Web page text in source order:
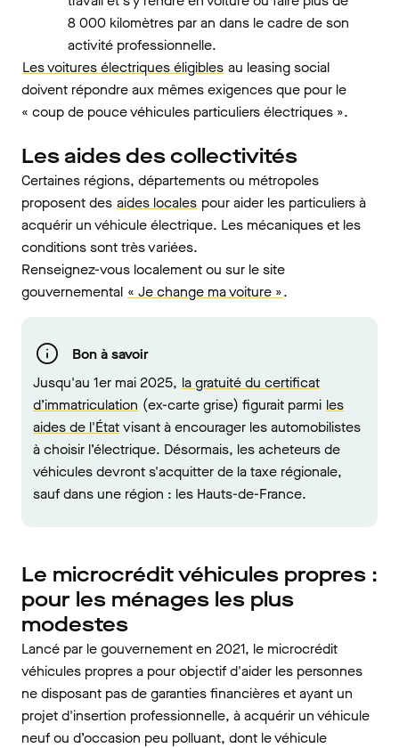
8 000 kilomètres par an dans le cadre de son
activité professionnelle.
Les voitures électriques éligibles au leasing social
doivent répondre aux mêmes exigences que pour le
« coup de pouce véhicules particuliers électriques ».
Les aides des collectivités
Certaines régions, départements ou métropoles
proposent des aides locales pour aider les particuliers à
acquérir un véhicule électrique. Les mécaniques et les
conditions sont très variées.
Renseignez-vous localement ou sur le site
gouvernemental « Je change ma voiture ».
Bon à savoir
Jusqu'au 1er mai 2025, la gratuité du certificat
d’immatriculation (ex-carte grise) figurait parmi les
aides de l'Étatvisant à encourager les automobilistes
à choisir l’électrique. Désormais, les acheteurs de
véhicules devront s'acquitter de la taxe régionale,
sauf dans une région : les Hauts-de-France.
Le microcrédit véhicules propres :
pour les ménages les plus
modestes
Lancé par le gouvernement en 2021, le microcrédit
véhicules propres a pour objectif d'aider les personnes
ne disposant pas de garanties financières et ayant un
projet d'insertion professionnelle, à acquérir un véhicule
neuf ou d’occasion peu polluant, dont le véhicule